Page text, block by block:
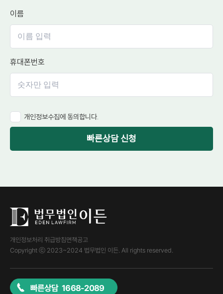
이름
휴대폰번호
개인정보수집에 동의합니다.
빠른상담 신청
개인정보처리 취급방침면책공고
Copyright ⓒ 2023~2024 법무법인 이든. All rights reserved.
빠른상담 1668-2089